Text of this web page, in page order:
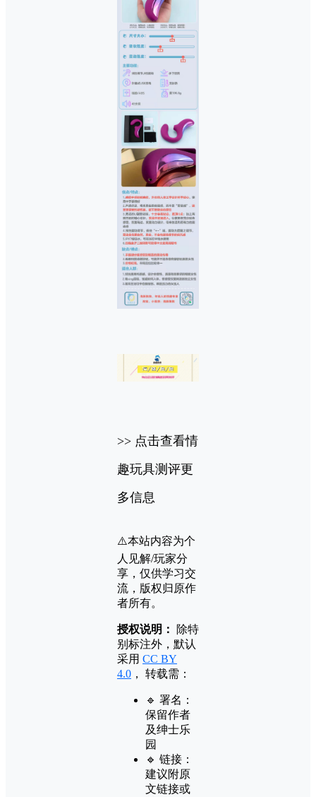
>> 点击查看情
趣玩具测评更
多信息
⚠️本站内容为个
人见解/玩家分
享，仅供学习交
流，版权归原作
者所有。
授权说明：
除特
别标注外，默认
采用 CC BY
4.0 ， 转载需：
🔹 署名：
保留作者
及绅士乐
园
🔹 链接：
建议附原
文链接或